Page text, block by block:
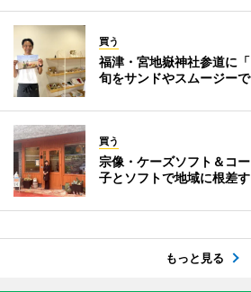
買う
福津・宮地嶽神社参道に
旬をサンドやスムージーで
買う
宗像・ケーズソフト＆コ
子とソフトで地域に根差す
もっと見る